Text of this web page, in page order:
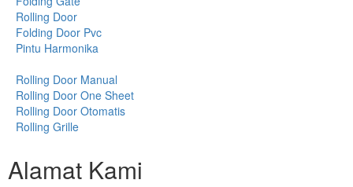
Rolling Door
Folding Door Pvc
Pintu Harmonika
Rolling Door Manual
Rolling Door One Sheet
Rolling Door Otomatis
Rolling Grille
Alamat Kami